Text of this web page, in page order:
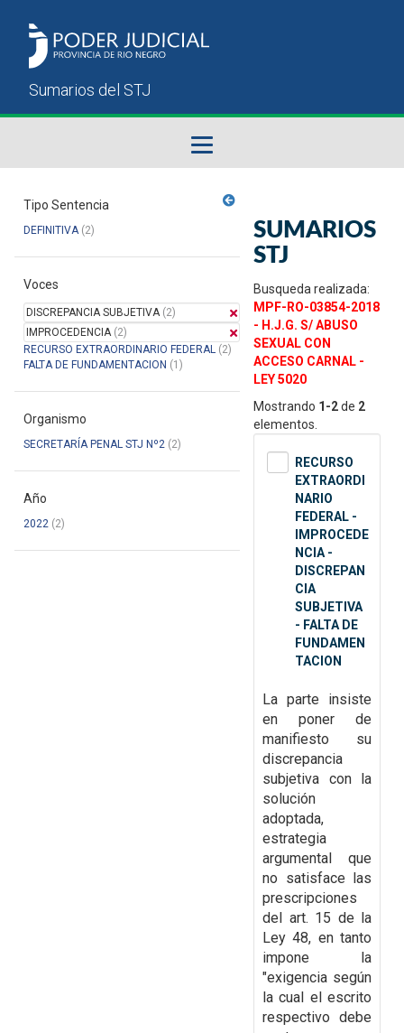
Sumarios del STJ
Manual del Usuario
Tipo Sentencia
DEFINITIVA(2)
Voces
DISCREPANCIA SUBJETIVA(2)
IMPROCEDENCIA(2)
RECURSO EXTRAORDINARIO FEDERAL (2)
FALTA DE FUNDAMENTACION (1)
Organismo
SECRETARÍA PENAL STJ Nº2 (2)
Año
2022 (2)
SUMARIOS
STJ
Busqueda realizada:
MPF-RO-03854-2018
- H.J.G. S/ ABUSO
SEXUAL CON
ACCESO CARNAL -
LEY 5020
Mostrando 1-2de 2
elementos.
RECURSO
EXTRAORDI
NARIO
FEDERAL -
IMPROCEDE
NCIA -
DISCREPAN
CIA
SUBJETIVA
- FALTA DE
FUNDAMEN
TACION
La parte insiste
en poner de
manifiesto su
discrepancia
subjetiva con la
solución
adoptada,
estrategia
argumental que
no satisface las
prescripciones
del art. 15 de la
Ley 48, en tanto
impone la
"exigencia según
la cual el escrito
respectivo debe